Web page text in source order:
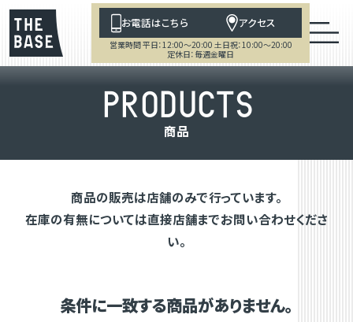
お電話はこちら アクセス
営業時間 平日：12:00～20:00 土日祝：10:00～20:00
定休日：毎週金曜日
PRODUCTS
商品
商品の販売は店舗のみで行っています。
在庫の有無については直接店舗までお問い合わせくださ
い。
条件に一致する商品がありません。